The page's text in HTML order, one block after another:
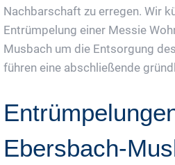
Nachbarschaft zu erregen. Wir
Entrümpelung einer Messie
Musbach um die Entsorgung
führen eine abschließende
Ebersbach-